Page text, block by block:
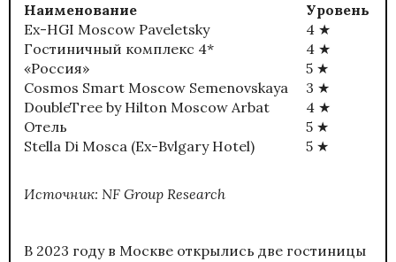
Наименование
Уровень
Ex-HGI Moscow Paveletsky
4 ★
Гостиничный комплекс 4*
4 ★
«Россия»
5 ★
Cosmos Smart Moscow Semenovskaya
3 ★
DoubleTree by Hilton Moscow Arbat
4 ★
Отель
5 ★
Stella Di Mosca (Ex-Bvlgary Hotel)
5 ★
Источник: NF Group Research
В 2023 году в Москве открылись две гостиницы